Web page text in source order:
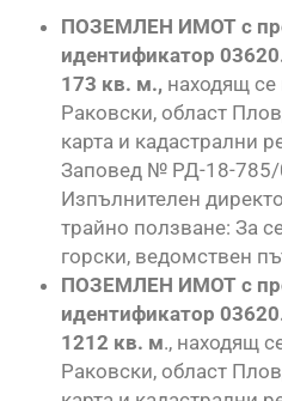
ПОЗЕМЛЕН ИМОТ с
идентификатор
173 кв. м., находящ
Раковски, област
карта и кадастрални
Заповед № РД-18-785/
Изпълнителен
трайно ползване: За
горски, ведомствен
ПОЗЕМЛЕН ИМОТ с
идентификатор
1212 кв. м., находящ
Раковски, област